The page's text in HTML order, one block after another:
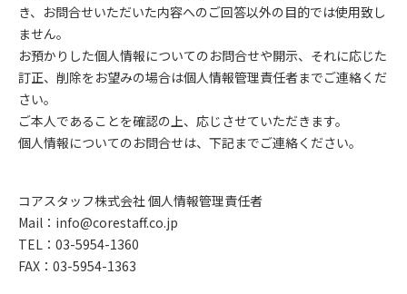
き、お問合せいただいた内容へのご回答以外の目的では使用致し
ません。
お預かりした個人情報についてのお問合せや開示、それに応じた
訂正、削除をお望みの場合は個人情報管理責任者までご連絡くだ
さい。
ご本人であることを確認の上、応じさせていただきます。
個人情報についてのお問合せは、下記までご連絡ください。
コアスタッフ株式会社 個人情報管理責任者
Mail：info@corestaff.co.jp
TEL：03-5954-1360
FAX：03-5954-1363